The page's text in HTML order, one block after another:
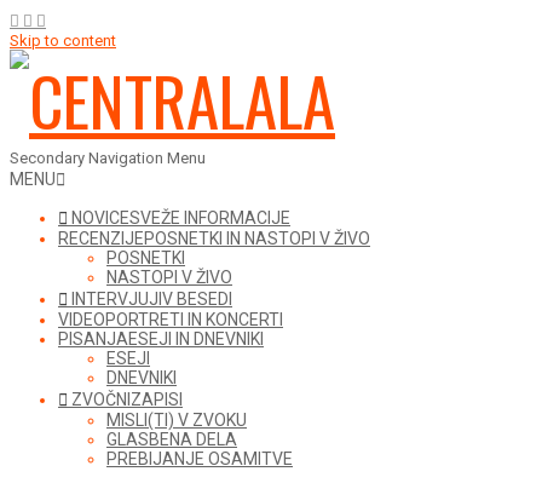
Skip to content
Secondary Navigation Menu
MENU
NOVICESVEŽE INFORMACIJE
RECENZIJEPOSNETKI IN NASTOPI V ŽIVO
POSNETKI
NASTOPI V ŽIVO
INTERVJUJI V BESEDI
VIDEOPORTRETI IN KONCERTI
PISANJAESEJI IN DNEVNIKI
ESEJI
DNEVNIKI
ZVOČNI ZAPISI
MISLI(TI) V ZVOKU
GLASBENA DELA
PREBIJANJE OSAMITVE